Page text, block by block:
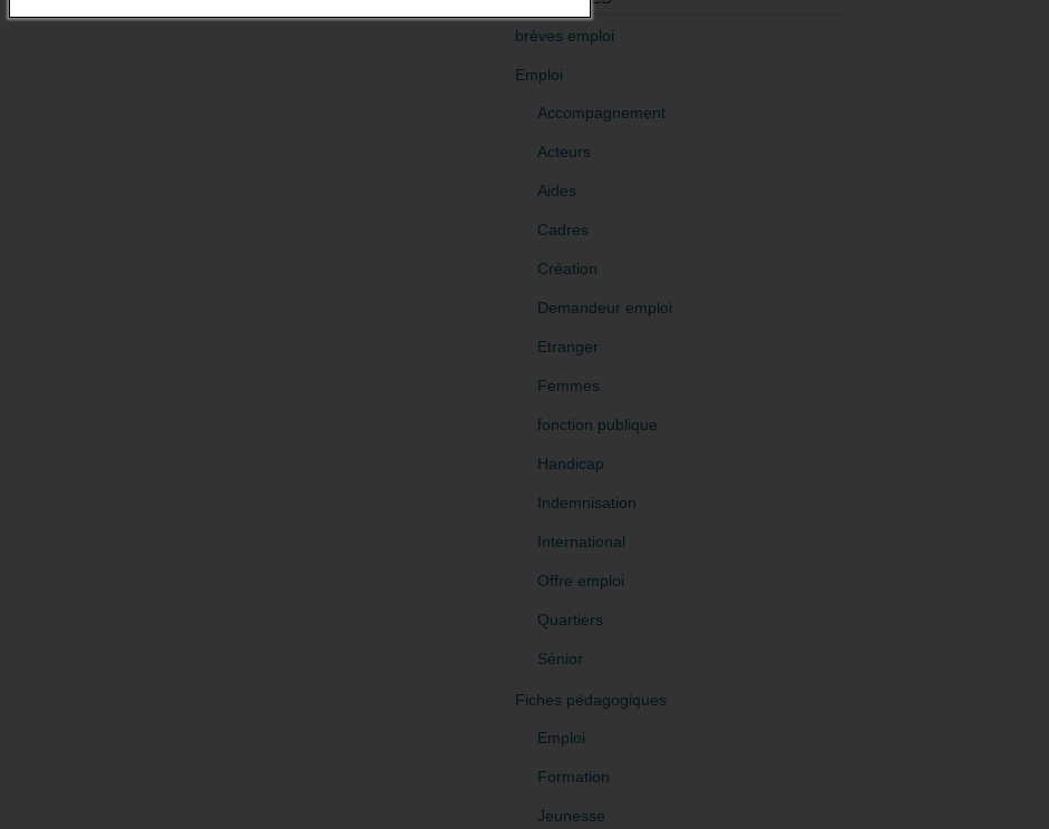
brèves emploi
Emploi
Accompagnement
Acteurs
Aides
Cadres
Création
Demandeur emploi
Etranger
Femmes
fonction publique
Handicap
Indemnisation
International
Offre emploi
Quartiers
Sénior
Fiches pédagogiques
Emploi
Formation
Jeunesse